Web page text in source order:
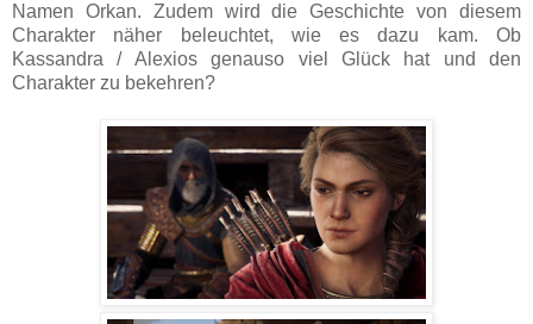
Namen Orkan. Zudem wird die Geschichte von diesem
Charakter näher beleuchtet, wie es dazu kam. Ob
Kassandra / Alexios genauso viel Glück hat und den
Charakter zu bekehren?